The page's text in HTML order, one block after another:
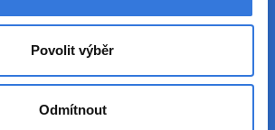
Povolit výběr
Odmítnout